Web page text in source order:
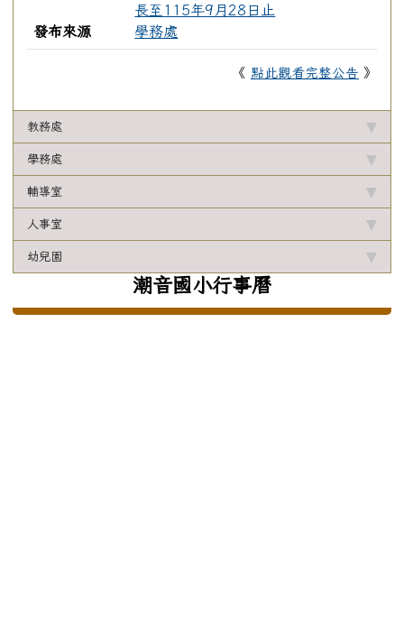
長至115年9月28日止
發布來源
學務處
《 點此觀看完整公告 》
教務處
學務處
輔導室
人事室
幼兒園
潮音國小行事曆